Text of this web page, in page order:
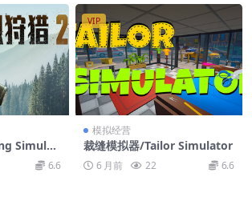
Simulat
6.6
VIP
模拟经营
裁缝模拟器/Tailor Simulator
6 月前 22 6.6